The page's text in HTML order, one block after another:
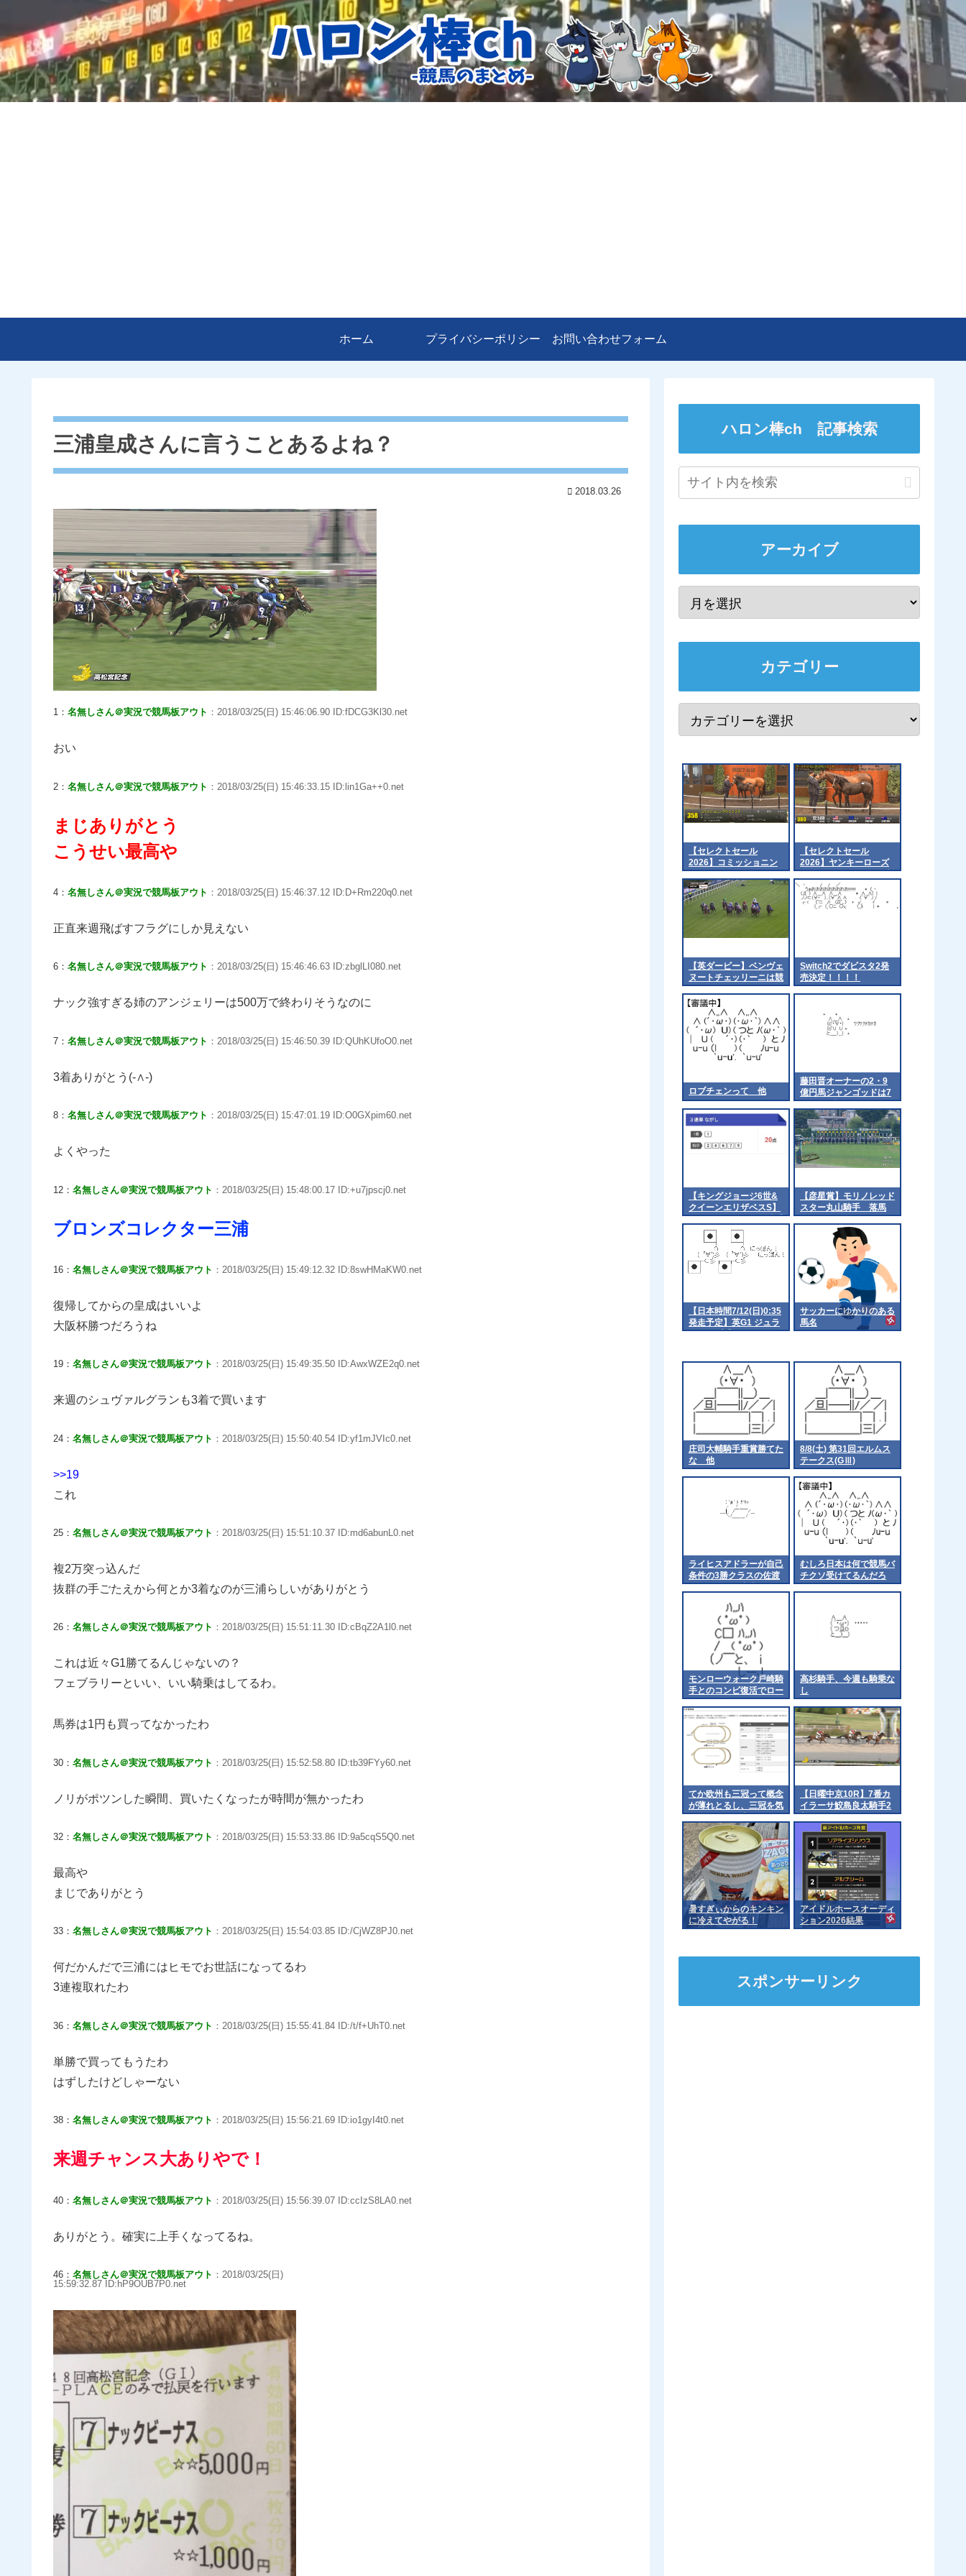
ホーム プライバシーポリシー お問い合わせフォーム
三浦皇成さんに言うことあるよね？
2018.03.26
1： 名無しさん＠実況で競馬板アウト ：2018/03/25(日) 15:46:06.90 ID:fDCG3Kl30.net
おい
2： 名無しさん＠実況で競馬板アウト ：2018/03/25(日) 15:46:33.15 ID:lin1Ga++0.net
まじありがとう
こうせい最高や
4： 名無しさん＠実況で競馬板アウト ：2018/03/25(日) 15:46:37.12 ID:D+Rm220q0.net
正直来週飛ばすフラグにしか見えない
6： 名無しさん＠実況で競馬板アウト ：2018/03/25(日) 15:46:46.63 ID:zbglLI080.net
ナック強すぎる姉のアンジェリーは500万で終わりそうなのに
7： 名無しさん＠実況で競馬板アウト ：2018/03/25(日) 15:46:50.39 ID:QUhKUfoO0.net
3着ありがとう(-∧-)
8： 名無しさん＠実況で競馬板アウト ：2018/03/25(日) 15:47:01.19 ID:O0GXpim60.net
よくやった
12： 名無しさん＠実況で競馬板アウト ：2018/03/25(日) 15:48:00.17 ID:+u7jpscj0.net
ブロンズコレクター三浦
16： 名無しさん＠実況で競馬板アウト ：2018/03/25(日) 15:49:12.32 ID:8swHMaKW0.net
復帰してからの皇成はいいよ
大阪杯勝つだろうね
19： 名無しさん＠実況で競馬板アウト ：2018/03/25(日) 15:49:35.50 ID:AwxWZE2q0.net
来週のシュヴァルグランも3着で買います
24： 名無しさん＠実況で競馬板アウト ：2018/03/25(日) 15:50:40.54 ID:yf1mJVIc0.net
>>19
これ
25： 名無しさん＠実況で競馬板アウト ：2018/03/25(日) 15:51:10.37 ID:md6abunL0.net
複2万突っ込んだ
抜群の手ごたえから何とか3着なのが三浦らしいがありがとう
26： 名無しさん＠実況で競馬板アウト ：2018/03/25(日) 15:51:11.30 ID:cBqZ2A1l0.net
これは近々G1勝てるんじゃないの？
フェブラリーといい、いい騎乗はしてるわ。
馬券は1円も買ってなかったわ
30： 名無しさん＠実況で競馬板アウト ：2018/03/25(日) 15:52:58.80 ID:tb39FYy60.net
ノリがポツンした瞬間、買いたくなったが時間が無かったわ
32： 名無しさん＠実況で競馬板アウト ：2018/03/25(日) 15:53:33.86 ID:9a5cqS5Q0.net
最高や
まじでありがとう
33： 名無しさん＠実況で競馬板アウト ：2018/03/25(日) 15:54:03.85 ID:/CjWZ8PJ0.net
何だかんだで三浦にはヒモでお世話になってるわ
3連複取れたわ
36： 名無しさん＠実況で競馬板アウト ：2018/03/25(日) 15:55:41.84 ID:/t/f+UhT0.net
単勝で買ってもうたわ
はずしたけどしゃーない
38： 名無しさん＠実況で競馬板アウト ：2018/03/25(日) 15:56:21.69 ID:io1gyI4t0.net
来週チャンス大ありやで！
40： 名無しさん＠実況で競馬板アウト ：2018/03/25(日) 15:56:39.07 ID:ccIzS8LA0.net
ありがとう。確実に上手くなってるね。
46： 名無しさん＠実況で競馬板アウト ：2018/03/25(日)
15:59:32.87 ID:hP9OUB7P0.net
ハロン棒ch 記事検索
アーカイブ
カテゴリー
【セレクトセール
2026】コミッショニン
グの2026（父キズナ）2
億7千万円で落札 他
【セレクトセール
2026】ヤンキーローズ
の2026（父キタサンブ
ラック）4億1千万円で
落札 他
【英ダービー】ベンヴェ
ヌートチェッリーニは競
争除外扱いに
Switch2でダビスタ2発
売決定！！！！
ロブチェンって 他
藤田晋オーナーの2・9
億円馬ジャンゴッドは7
月5日の小倉でデビュー
鞍上は川田騎手
【キングジョージ6世&
クイーンエリザベスS】
カルパナ＆C.キーン騎手
がｷﾀ━━━━(ﾟ
∀ﾟ)━━━━!!
【彦星賞】モリノレッド
スター丸山騎手 落馬
【日本時間7/12(日)0:35
発走予定】英G1 ジュラ
イカップ【サトノレーヴ
サッカーにゆかりのある
馬名
庄司大輔騎手重賞勝てた
な 他
8/8(土) 第31回エルムス
テークス(GⅢ)
ライヒスアドラーが自己
条件の3勝クラスの佐渡
ステークスに出走
むしろ日本は何で競馬バ
チクソ受けてるんだろ
モンローウォーク戸崎騎
手とのコンビ復活でロー
ズSへ 他
高杉騎手、今週も騎乗な
し
てか欧州も三冠って概念
が薄れとるし、三冠を気
にするのは日本くらいに
なるんやろか 他
【日曜中京10R】7番カ
イラーサ鮫島良太騎手2
着
暑すぎぃからのキンキン
に冷えてやがる！
アイドルホースオーディ
ション2026結果
スポンサーリンク